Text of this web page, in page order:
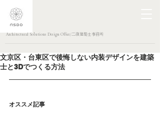
Architectural Solutions Design Office/二級建築士事務所
文京区・台東区で後悔しない内装デザインを建築
士と3Dでつくる方法
オススメ記事